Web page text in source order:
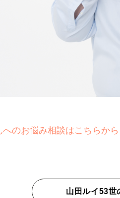
へのお悩み相談はこちらから
山田ルイ53世